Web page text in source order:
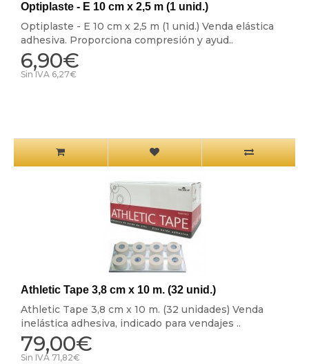
Optiplaste - E 10 cm x 2,5 m (1 unid.)
Optiplaste - E 10 cm x 2,5 m (1 unid.) Venda elástica
adhesiva. Proporciona compresión y ayud..
6,90€
Sin IVA 6,27€
Athletic Tape 3,8 cm x 10 m. (32 unid.)
Athletic Tape 3,8 cm x 10 m. (32 unidades) Venda
inelástica adhesiva, indicado para vendajes ..
79,00€
Sin IVA 71,82€